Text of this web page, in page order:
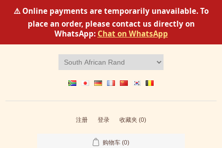
⚠️ Online payments are temporarily unavailable. To
place an order, please contact us directly on
WhatsApp: Chat on WhatsApp
注册 登录 收藏夹 (0)
购物车 (0)